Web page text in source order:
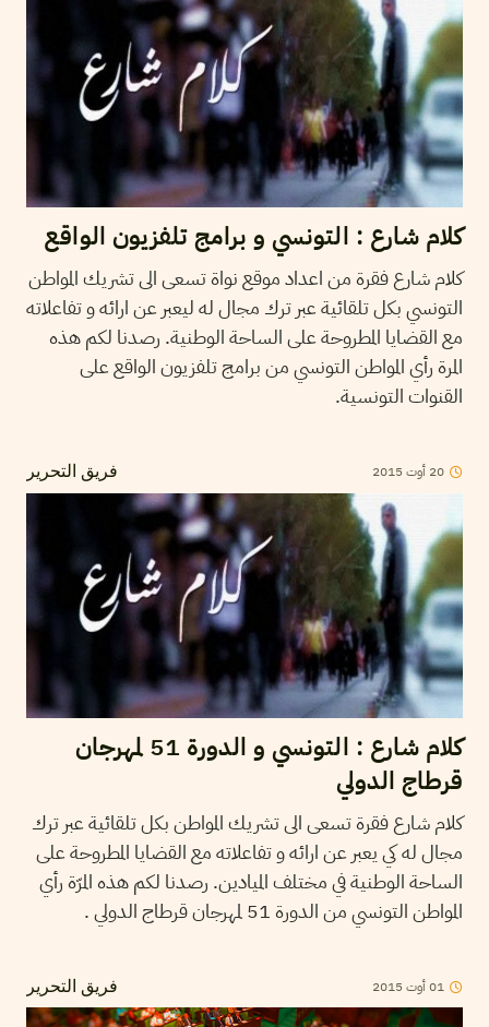
كلام شارع : التونسي و برامج تلفزيون الواقع
كلام شارع فقرة من اعداد موقع نواة تسعى الى تشريك المواطن
التونسي بكل تلقائية عبر ترك مجال له ليعبر عن ارائه و تفاعلاته
مع القضايا المطروحة على الساحة الوطنية. رصدنا لكم هذه
المرة رأي المواطن التونسي من برامج تلفزيون الواقع على
القنوات التونسية.
فريق التحرير 20 أوت 2015
كلام شارع : التونسي و الدورة 51 لمهرجان
قرطاج الدولي
كلام شارع فقرة تسعى الى تشريك المواطن بكل تلقائية عبر ترك
مجال له كي يعبر عن ارائه و تفاعلاته مع القضايا المطروحة على
الساحة الوطنية في مختلف الميادين. رصدنا لكم هذه المرّة رأي
المواطن التونسي من الدورة 51 لمهرجان قرطاج الدولي .
فريق التحرير 01أوت 2015